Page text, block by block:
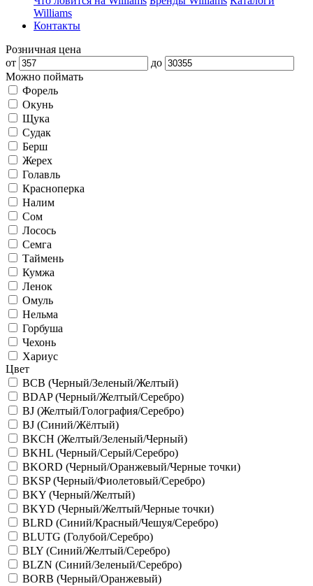
Williams
Контакты
Розничная цена
от
до
Можно поймать
Форель
Окунь
Щука
Судак
Берш
Жерех
Голавль
Красноперка
Налим
Сом
Лосось
Семга
Таймень
Кумжа
Ленок
Омуль
Нельма
Горбуша
Чехонь
Хариус
Цвет
BCB (Черный/Зеленый/Желтый)
BDAP (Черный/Желтый/Серебро)
BJ (Желтый/Голография/Серебро)
BJ (Синий/Жёлтый)
BKCH (Желтый/Зеленый/Черный)
BKHL (Черный/Серый/Серебро)
BKORD (Черный/Оранжевый/Черные точки)
BKSP (Черный/Фиолетовый/Серебро)
BKY (Черный/Желтый)
BKYD (Черный/Желтый/Черные точки)
BLRD (Синий/Красный/Чешуя/Серебро)
BLUTG (Голубой/Серебро)
BLY (Синий/Желтый/Серебро)
BLZN (Синий/Зеленый/Серебро)
BORB (Черный/Оранжевый)